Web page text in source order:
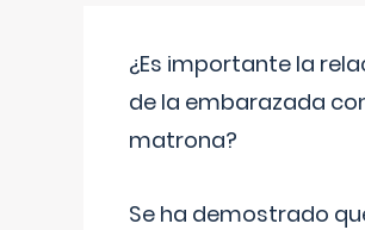
¿Es importante la
de la embarazada
matrona?
Se ha demostrado